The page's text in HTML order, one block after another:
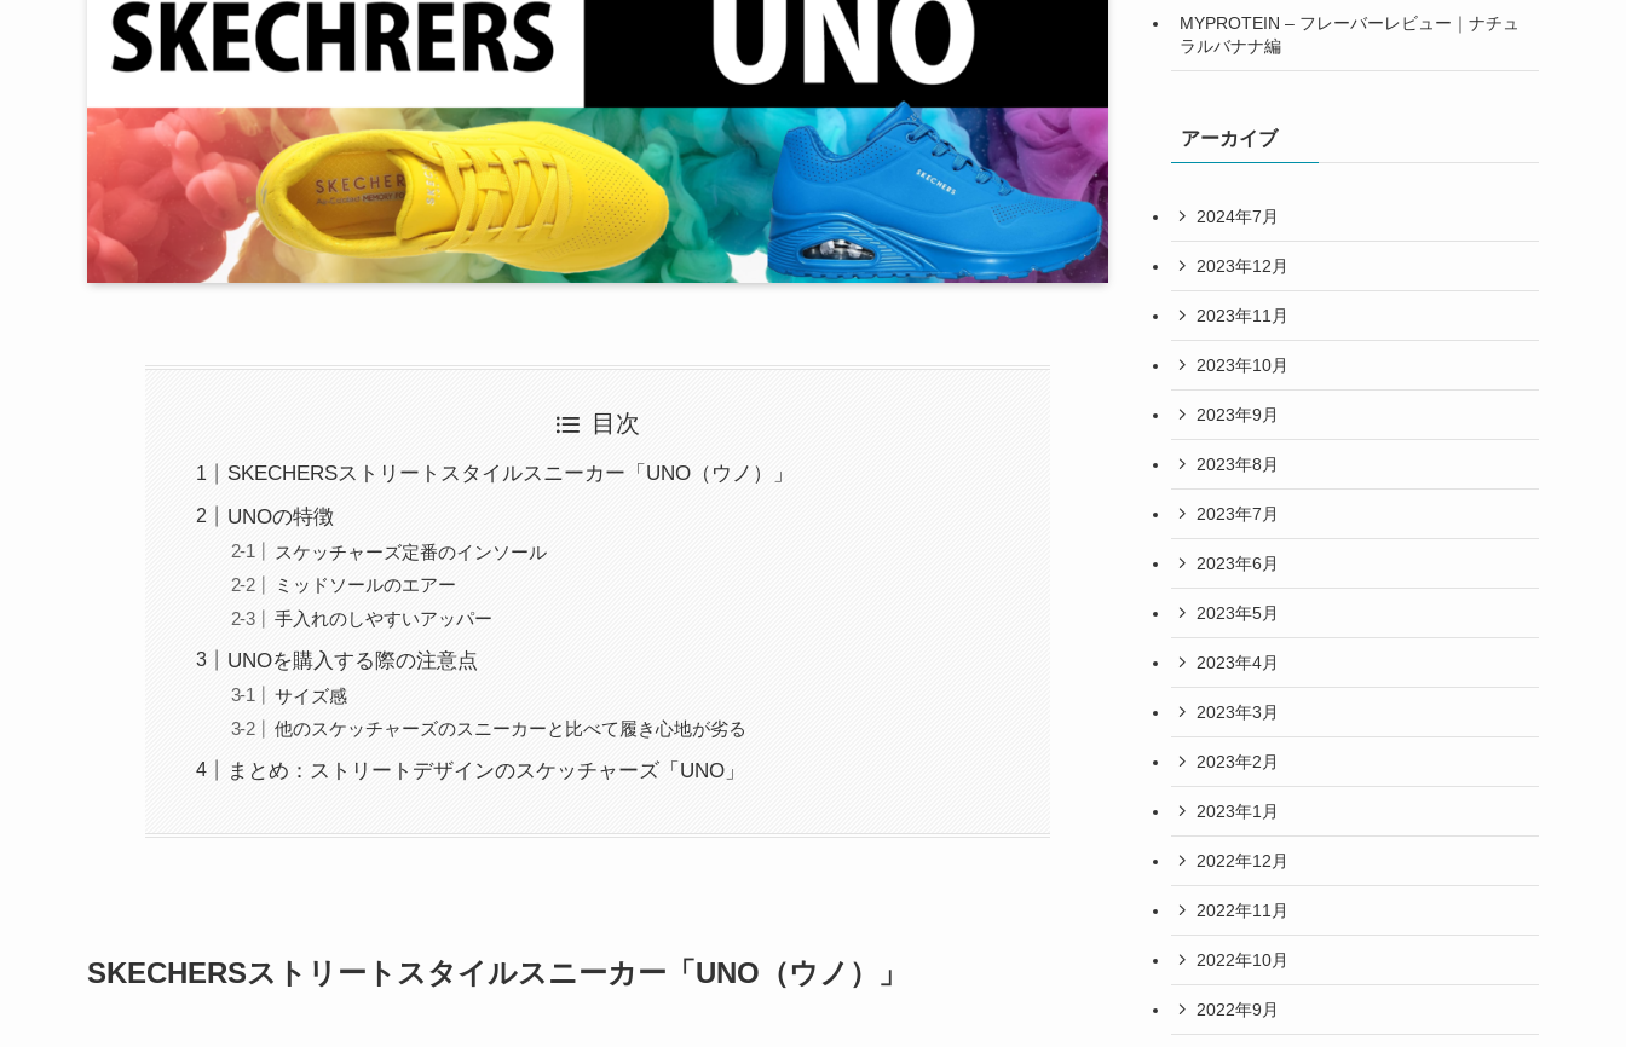
目次
SKECHERSストリートスタイルスニーカー「UNO（ウノ）」
UNOの特徴
スケッチャーズ定番のインソール
ミッドソールのエアー
手入れのしやすいアッパー
UNOを購入する際の注意点
サイズ感
他のスケッチャーズのスニーカーと比べて履き心地が劣る
まとめ：ストリートデザインのスケッチャーズ「UNO」
SKECHERSストリートスタイルスニーカー「UNO（ウノ）」
MYPROTEIN – フレーバーレビュー｜ナチュ
ラルバナナ編
アーカイブ
2024年7月
2023年12月
2023年11月
2023年10月
2023年9月
2023年8月
2023年7月
2023年6月
2023年5月
2023年4月
2023年3月
2023年2月
2023年1月
2022年12月
2022年11月
2022年10月
2022年9月